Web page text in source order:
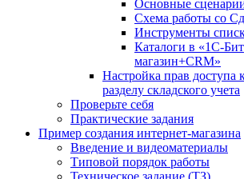
Основные
Схема работы со
Инструменты
Каталоги в «1С-
магазин+CRM»
Настройка прав доступа
разделу складского учета
Проверьте себя
Практические задания
Пример создания интернет-магазина
Введение и видеоматериалы
Типовой порядок работы
Техническое задание (ТЗ)